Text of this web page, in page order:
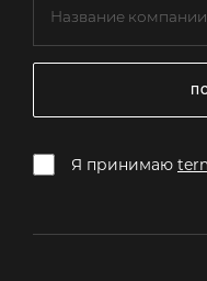
Я принимаю